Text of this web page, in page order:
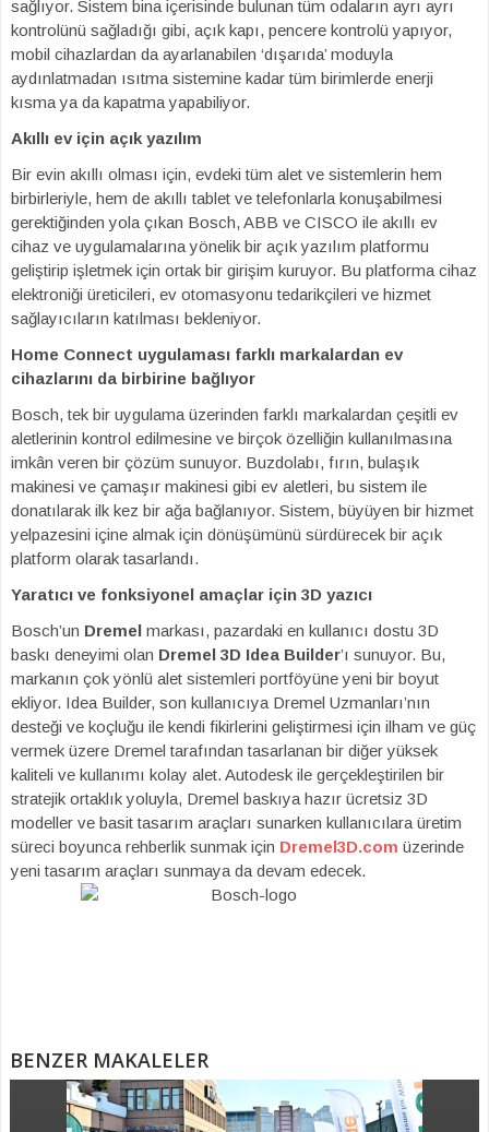
sağlıyor. Sistem bina içerisinde bulunan tüm odaların ayrı ayrı
kontrolünü sağladığı gibi, açık kapı, pencere kontrolü yapıyor,
mobil cihazlardan da ayarlanabilen ‘dışarıda’ moduyla
aydınlatmadan ısıtma sistemine kadar tüm birimlerde enerji
kısma ya da kapatma yapabiliyor.
Akıllı ev için açık yazılım
Bir evin akıllı olması için, evdeki tüm alet ve sistemlerin hem
birbirleriyle, hem de akıllı tablet ve telefonlarla konuşabilmesi
gerektiğinden yola çıkan Bosch, ABB ve CISCO ile akıllı ev
cihaz ve uygulamalarına yönelik bir açık yazılım platformu
geliştirip işletmek için ortak bir girişim kuruyor. Bu platforma cihaz
elektroniği üreticileri, ev otomasyonu tedarikçileri ve hizmet
sağlayıcıların katılması bekleniyor.
Home Connect uygulaması farklı markalardan ev
cihazlarını da birbirine bağlıyor
Bosch, tek bir uygulama üzerinden farklı markalardan çeşitli ev
aletlerinin kontrol edilmesine ve birçok özelliğin kullanılmasına
imkân veren bir çözüm sunuyor. Buzdolabı, fırın, bulaşık
makinesi ve çamaşır makinesi gibi ev aletleri, bu sistem ile
donatılarak ilk kez bir ağa bağlanıyor. Sistem, büyüyen bir hizmet
yelpazesini içine almak için dönüşümünü sürdürecek bir açık
platform olarak tasarlandı.
Yaratıcı ve fonksiyonel amaçlar için 3D yazıcı
Bosch’un Dremel markası, pazardaki en kullanıcı dostu 3D
baskı deneyimi olan Dremel 3D Idea Builder’ı sunuyor. Bu,
markanın çok yönlü alet sistemleri portföyüne yeni bir boyut
ekliyor. Idea Builder, son kullanıcıya Dremel Uzmanları’nın
desteği ve koçluğu ile kendi fikirlerini geliştirmesi için ilham ve güç
vermek üzere Dremel tarafından tasarlanan bir diğer yüksek
kaliteli ve kullanımı kolay alet. Autodesk ile gerçekleştirilen bir
stratejik ortaklık yoluyla, Dremel baskıya hazır ücretsiz 3D
modeller ve basit tasarım araçları sunarken kullanıcılara üretim
süreci boyunca rehberlik sunmak için Dremel3D.com üzerinde
yeni tasarım araçları sunmaya da devam edecek.
BENZER MAKALELER